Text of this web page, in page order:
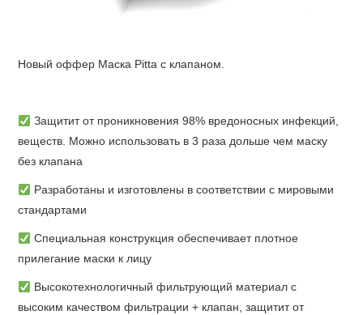
Новый оффер Маска Pitta c клапаном.
Защитит от проникновения 98% вредоносных инфекций,
веществ. Можно использовать в 3 раза дольше чем маску
без клапана
Разработаны и изготовлены в соответствии с мировыми
стандартами
Специальная конструкция обеспечивает плотное
прилегание маски к лицу
Высокотехнологичный фильтрующий материал с
высоким качеством фильтрации + клапан, защитит от